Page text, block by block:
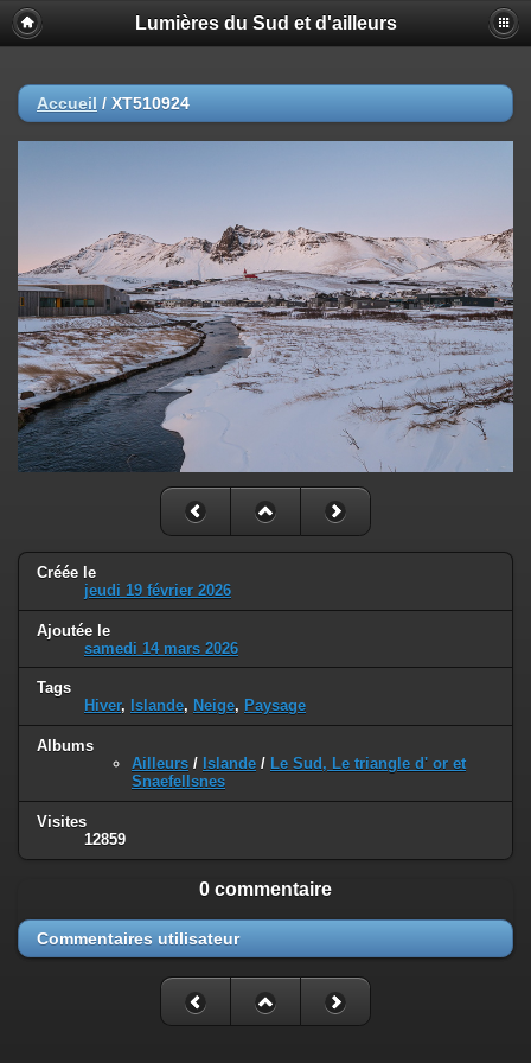
Lumières du Sud et d'ailleurs
Accueil / XT510924
Créée le
jeudi 19 février 2026
Ajoutée le
samedi 14 mars 2026
Tags
Hiver, Islande, Neige, Paysage
Albums
Ailleurs / Islande / Le Sud, Le triangle d' or et
Snaefellsnes
Visites
12859
0 commentaire
Commentaires utilisateur